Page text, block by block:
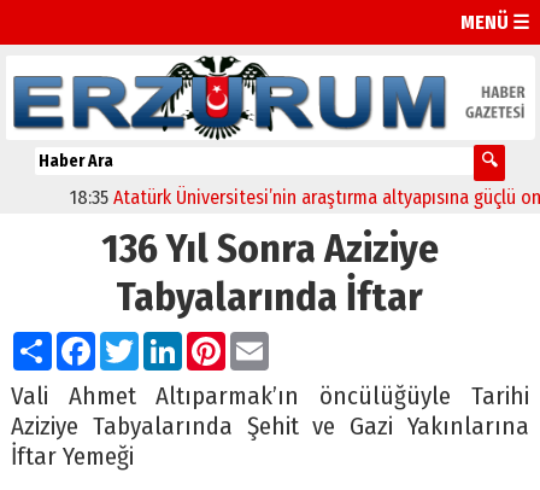
MENÜ ☰
18:35 Atatürk Üniversitesi’nin araştırma altyapısına güçlü onay
136 Yıl Sonra Aziziye
Tabyalarında İftar
PaylaşFacebook
TwitterLinkedIn
Pinterest
Email
Vali Ahmet Altıparmak’ın öncülüğüyle Tarihi
Aziziye Tabyalarında Şehit ve Gazi Yakınlarına
İftar Yemeği